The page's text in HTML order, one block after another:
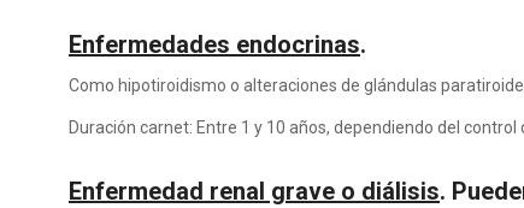
Enfermedades endocrinas.
Como hipotiroidismo o alteraciones de glándulas
Duración carnet: Entre 1 y 10 años, dependiendo del control
Enfermedad renal grave o diálisis.